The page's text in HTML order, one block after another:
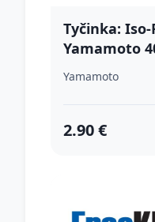
Tyčinka: Iso-
Yamamoto
Dark
Yamamoto
2.90 €